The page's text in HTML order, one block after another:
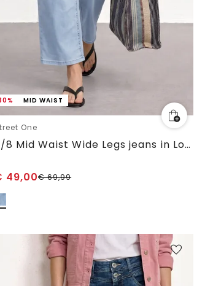
MID WAIST
One
7/8 Mid Waist Wide Legs jeans in Loose Fit
49,00€69,99